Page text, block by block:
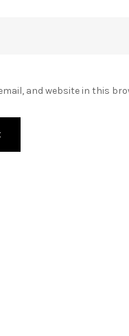
and website in this